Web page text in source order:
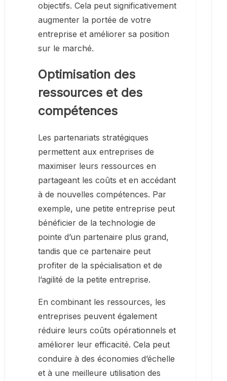
objectifs. Cela peut significativement
augmenter la portée de votre
entreprise et améliorer sa position
sur le marché.
Optimisation des
ressources et des
compétences
Les partenariats stratégiques
permettent aux entreprises de
maximiser leurs ressources en
partageant les coûts et en accédant
à de nouvelles compétences. Par
exemple, une petite entreprise peut
bénéficier de la technologie de
pointe d’un partenaire plus grand,
tandis que ce partenaire peut
profiter de la spécialisation et de
l’agilité de la petite entreprise.
En combinant les ressources, les
entreprises peuvent également
réduire leurs coûts opérationnels et
améliorer leur efficacité. Cela peut
conduire à des économies d’échelle
et à une meilleure utilisation des